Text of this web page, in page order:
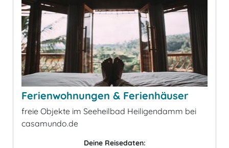
Ferienwohnungen & Ferienhäuser
freie Objekte im Seeheilbad Heiligendamm bei
casamundo.de
Deine Reisedaten: